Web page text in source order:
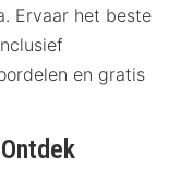
Ervaar het beste
en gratis